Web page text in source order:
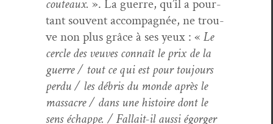
couteaux. ». La guerre, qu’il a pour­
tant sou­vent accom­pa­g­née, ne trou­
ve non plus grâce à ses yeux : « Le
cer­cle des veuves con­naît le prix de la
guerre / tout ce qui est pour tou­jours
per­du / les débris du monde après le
mas­sacre / dans une his­toire dont le
sens échappe. / Fal­lait-il aus­si égorg­er